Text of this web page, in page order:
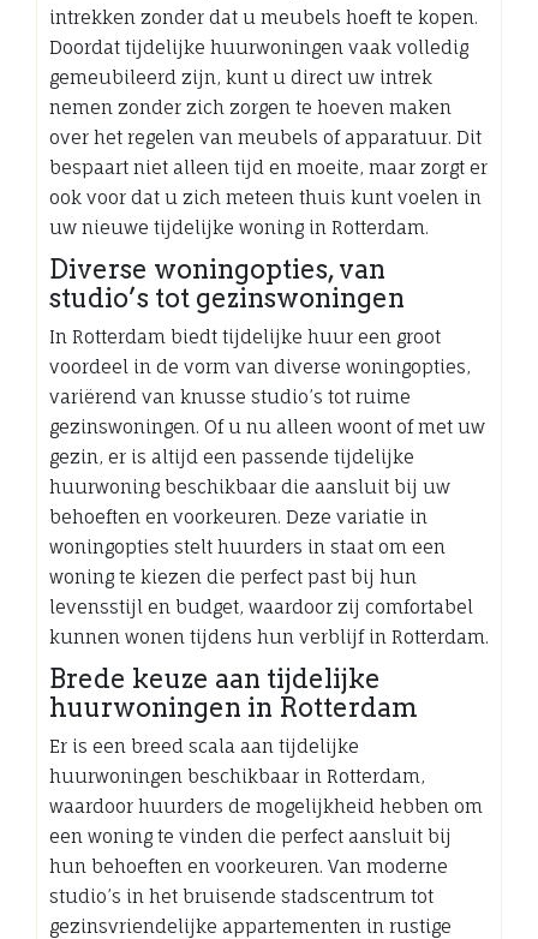
intrekken zonder dat u meubels hoeft te kopen.
Doordat tijdelijke huurwoningen vaak volledig
gemeubileerd zijn, kunt u direct uw intrek
nemen zonder zich zorgen te hoeven maken
over het regelen van meubels of apparatuur. Dit
bespaart niet alleen tijd en moeite, maar zorgt er
ook voor dat u zich meteen thuis kunt voelen in
uw nieuwe tijdelijke woning in Rotterdam.
Diverse woningopties, van
studio’s tot gezinswoningen
In Rotterdam biedt tijdelijke huur een groot
voordeel in de vorm van diverse woningopties,
variërend van knusse studio’s tot ruime
gezinswoningen. Of u nu alleen woont of met uw
gezin, er is altijd een passende tijdelijke
huurwoning beschikbaar die aansluit bij uw
behoeften en voorkeuren. Deze variatie in
woningopties stelt huurders in staat om een
woning te kiezen die perfect past bij hun
levensstijl en budget, waardoor zij comfortabel
kunnen wonen tijdens hun verblijf in Rotterdam.
Brede keuze aan tijdelijke
huurwoningen in Rotterdam
Er is een breed scala aan tijdelijke
huurwoningen beschikbaar in Rotterdam,
waardoor huurders de mogelijkheid hebben om
een woning te vinden die perfect aansluit bij
hun behoeften en voorkeuren. Van moderne
studio’s in het bruisende stadscentrum tot
gezinsvriendelijke appartementen in rustige